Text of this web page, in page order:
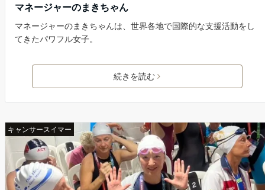
マネージャーのまきちゃん
マネージャーのまきちゃんは、世界各地で国際的な支援活動をし
てきたパワフル女子。
続きを読む
キャンサースイマー